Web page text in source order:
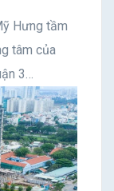
Hưng tầm
tâm của
3…